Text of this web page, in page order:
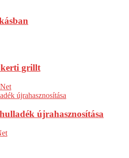
kerti grillt
újrahasznosítása